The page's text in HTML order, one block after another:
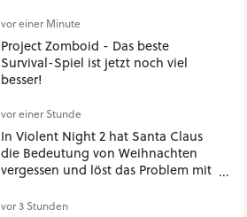
vor einer Minute
Project Zomboid - Das beste
Survival-Spiel ist jetzt noch viel
besser!
vor einer Stunde
In Violent Night 2 hat Santa Claus
die Bedeutung von Weihnachten
vergessen und löst das Problem mit
vor 3 Stunden